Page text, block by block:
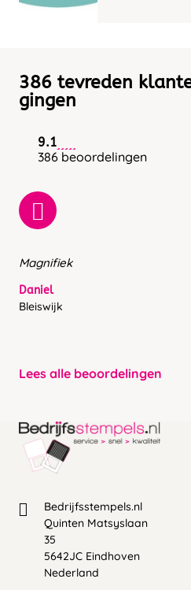
386 tevreden
gingen
9.1
386 beoordelingen
Magnifiek
Daniel
Bleiswijk
Lees alle beoordelingen
Bedrijfsstempels.nl
Quinten Matsyslaan
35
5642JC Eindhoven
Nederland